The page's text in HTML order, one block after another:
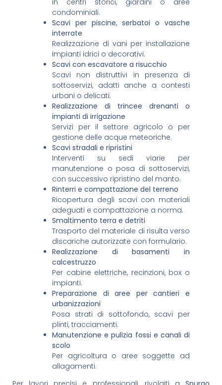
condominiali.
Scavi per piscine, serbatoi o vasche
interrate
Realizzazione di vani per installazione
impianti idrici o decorativi.
Scavi con escavatore a risucchio
Scavi non distruttivi in presenza di
sottoservizi, adatti anche a contesti
urbani o delicati.
Realizzazione di trincee drenanti o
impianti di irrigazione
Servizi per il settore agricolo o per
gestione delle acque meteoriche.
Scavi stradali e ripristini
Interventi su sedi viarie per
manutenzione o posa di sottoservizi,
con successivo ripristino del manto.
Rinterri e compattazione del terreno
Ricopertura degli scavi con materiali
adeguati e compattazione a norma.
Smaltimento terra e detriti
Trasporto del materiale di risulta verso
discariche autorizzate con formulario.
Realizzazione di basamenti in
calcestruzzo
Per cabine elettriche, recinzioni, box o
impianti.
Preparazione di aree per cantieri e
urbanizzazioni
Posa strati di sottofondo, scavi per
plinti, tracciamenti.
Manutenzione e pulizia fossi e canali di
scolo
Per agricoltura o aree soggette ad
allagamenti.